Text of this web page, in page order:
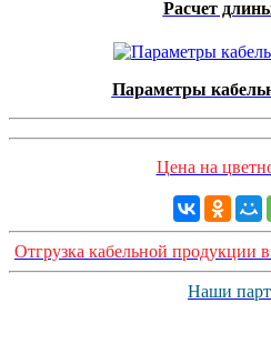
Расчет
Параметры
Цена на
Отгрузка кабельной продукции
Наши